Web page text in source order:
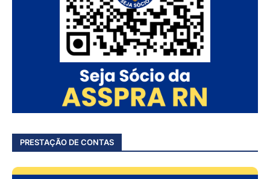
PRESTAÇÃO DE CONTAS